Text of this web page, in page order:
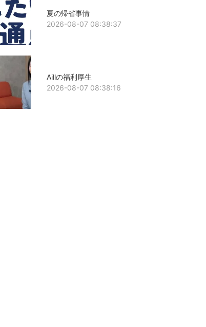
夏の帰省事情
2026-08-07 08:38:37
Aillの福利厚生
2026-08-07 08:38:16